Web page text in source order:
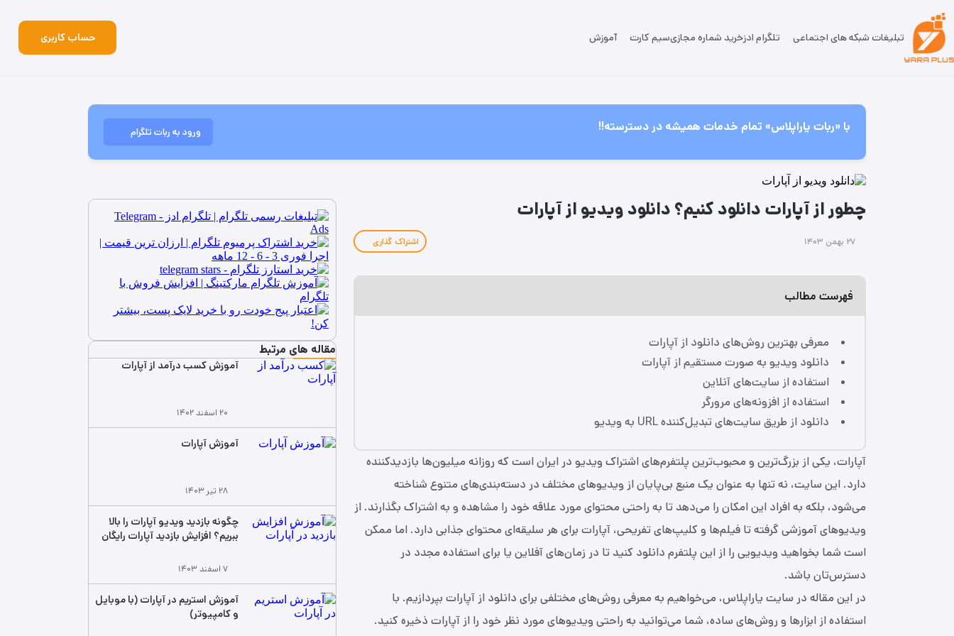
تبلیغات شبکه های اجتماعی تلگرام ادزخرید شماره مجازیسیم کارت آموزش حساب کاربری
با «ربات یاراپلاس» تمام خدمات همیشه در دسترسته!! ورود به ربات تلگرام
چطور از آپارات دانلود کنیم؟ دانلود ویدیو از آپارات
۲۷ بهمن ۱۴۰۳ اشتراک گذاری
فهرست مطالب
معرفی بهترین روش‌های دانلود از آپارات
دانلود ویدیو به صورت مستقیم از آپارات
استفاده از سایت‌های آنلاین
استفاده از افزونه‌های مرورگر
دانلود از طریق سایت‌های تبدیل‌کننده URL به ویدیو
آپارات، یکی از بزرگ‌ترین و محبوب‌ترین پلتفرم‌های اشتراک ویدیو در ایران است که روزانه میلیون‌ها بازدیدکننده
دارد. این سایت، نه تنها به عنوان یک منبع بی‌پایان از ویدیوهای مختلف در دسته‌بندی‌های متنوع شناخته
می‌شود، بلکه به افراد این امکان را می‌دهد تا به راحتی محتوای مورد علاقه خود را مشاهده و به اشتراک بگذارند. از
ویدیوهای آموزشی گرفته تا فیلم‌ها و کلیپ‌های تفریحی، آپارات برای هر سلیقه‌ای محتوای جذابی دارد. اما ممکن
است شما بخواهید ویدیویی را از این پلتفرم دانلود کنید تا در زمان‌های آفلاین یا برای استفاده مجدد در
دسترس‌تان باشد.
در این مقاله در سایت یاراپلاس، می‌خواهیم به معرفی روش‌های مختلفی برای دانلود از آپارات بپردازیم. با
استفاده از ابزارها و روش‌های ساده، شما می‌توانید به راحتی ویدیوهای مورد نظر خود را از آپارات ذخیره کنید.
مقاله های مرتبط
آموزش کسب درآمد از آپارات
۲۰ اسفند ۱۴۰۲
آموزش آپارات
۲۸ تیر ۱۴۰۳
چگونه بازدید ویدیو آپارات را بالا
ببریم؟ افزایش بازدید آپارات رایگان
۷ اسفند ۱۴۰۳
آموزش استریم در آپارات (با موبایل
و کامپیوتر)